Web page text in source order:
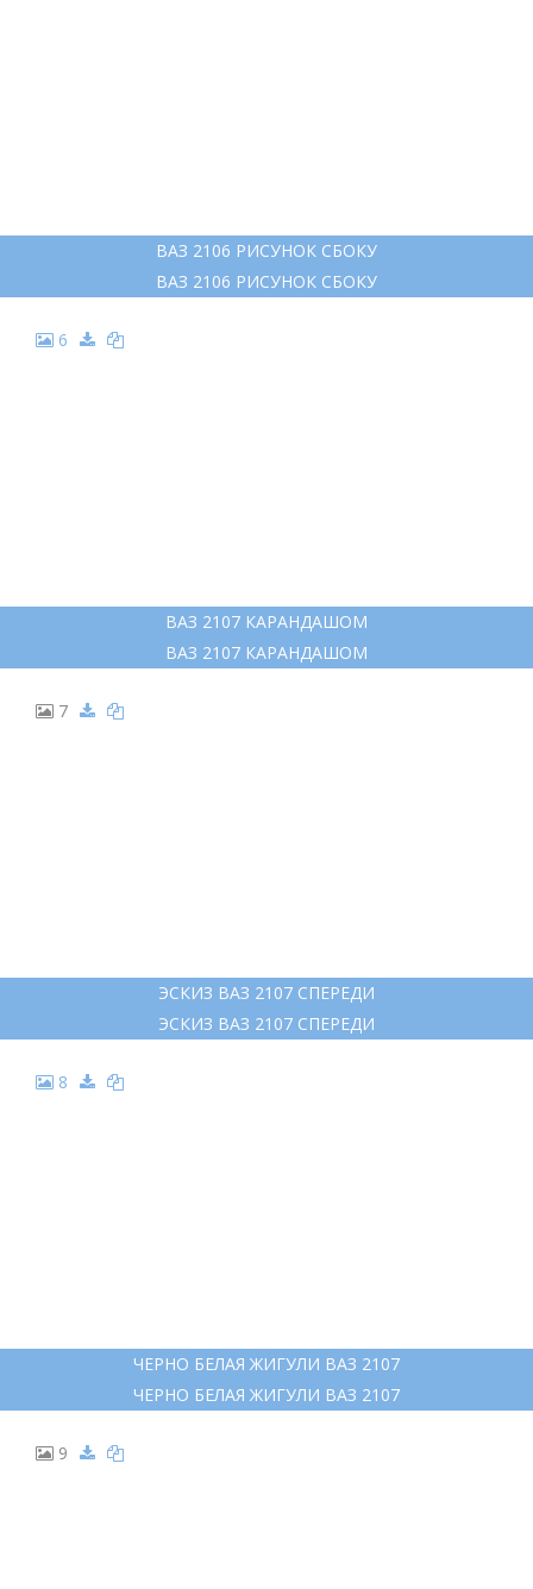
ВАЗ 2106 РИСУНОК СБОКУ
ВАЗ 2106 РИСУНОК СБОКУ
6
ВАЗ 2107 КАРАНДАШОМ
ВАЗ 2107 КАРАНДАШОМ
7
ЭСКИЗ ВАЗ 2107 СПЕРЕДИ
ЭСКИЗ ВАЗ 2107 СПЕРЕДИ
8
ЧЕРНО БЕЛАЯ ЖИГУЛИ ВАЗ 2107
ЧЕРНО БЕЛАЯ ЖИГУЛИ ВАЗ 2107
9